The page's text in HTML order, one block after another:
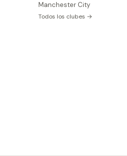
Manchester City
Todos los clubes →